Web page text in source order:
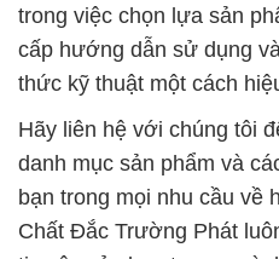
danh mục sản phẩm và
bạn trong mọi nhu cầu về
Chất Đắc Trường Phát
tin cậy của bạn trong
# Đơn vị kinh doanh ÷
Nghiệp hóa chất Caustic
NaOH